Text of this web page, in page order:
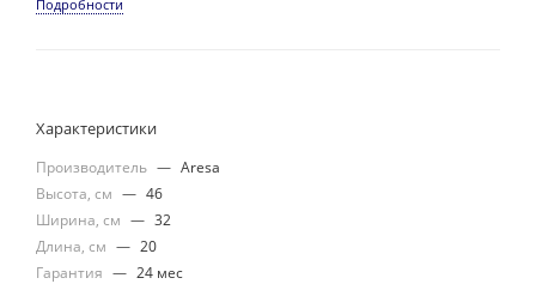
Подробности
Характеристики
Производитель — Aresa
Высота, см — 46
Ширина, см — 32
Длина, см — 20
Гарантия — 24 мес